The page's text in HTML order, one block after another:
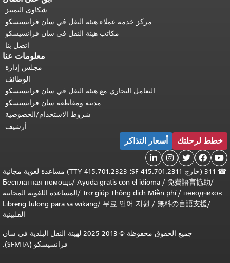
شكاوى التمييز
مركز خدمة عملاء هيئة النقل في سان فرانسيسكو
مكاتب هيئة النقل في سان فرانسيسكو
اتصل بنا
معلومات عنا
مجلس إدارة
الوظائف
التعامل التجاري مع هيئة النقل في سان فرانسيسكو
مدينة ومقاطعة سان فرانسيسكو
شروط الاستخدام/الخصوصية
أرشيف
خطط لرحلتك أسعار التذاكر





☎
311 (خارج SF 415.701.2311؛ TTY 415.701.2323) مساعدة لغوية مجانية
/
免費語言協助
/
Ayuda gratis con el idioma
/
Бесплатная помощь
певодчиков
/
Trợ giúp Thông dịch Miễn phí
/المساعدة اللغوية المجانية
/
無料の言語支援
/
무료 언어 지원
/
Libreng tulong para sa wikang
الفلبينية
جميع الحقوق محفوظة © 2013-2025 لهيئة النقل البلدية في سان
فرانسيسكو (SFMTA).